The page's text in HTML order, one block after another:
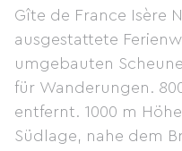
Gîte de France Isère
ausgestattete
umgebauten
für Wanderungen.
entfernt. 1000 m
Südlage, nahe dem